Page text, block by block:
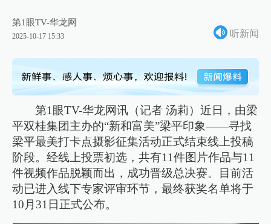
第1眼TV-华龙网
2025-10-17 15:33 听新闻
第1眼TV-华龙网讯（记者 汤莉）近日，由梁
平双桂集团主办的“新和富美”梁平印象——寻找
梁平最美打卡点摄影征集活动正式结束线上投稿
阶段。经线上投票初选，共有11件图片作品与11
件视频作品脱颖而出，成功晋级总决赛。目前活
动已进入线下专家评审环节，最终获奖名单将于
10月31日正式公布。